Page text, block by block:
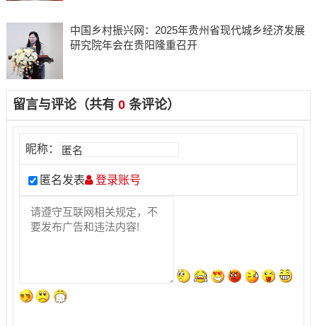
中国乡村振兴网：2025年贵州省现代城乡经济发展
研究院年会在贵阳隆重召开
留言与评论（共有 0条评论）
昵称：
匿名发表 登录账号